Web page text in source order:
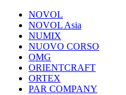
NOVOL
NOVOL Asia
NUMIX
NUOVO CORSO
OMG
ORIENTCRAFT
ORTEX
PAR COMPANY